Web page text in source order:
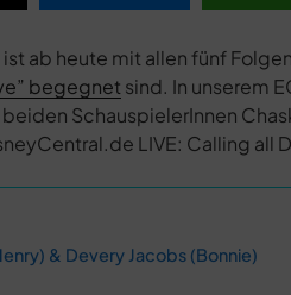
ab heute mit allen fünf
begegnet sind. In unserem
SchauspielerInnen
LIVE: Calling all
& Devery Jacobs (Bonnie)